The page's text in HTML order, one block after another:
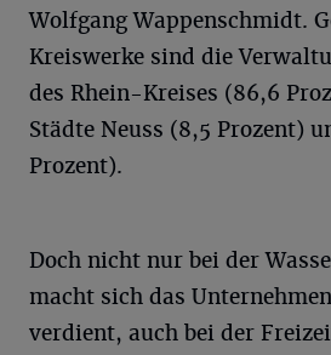
Wolfgang Wappenschmidt.
Kreiswerke sind die
des Rhein-Kreises (86,6
Städte Neuss (8,5 Prozent)
Prozent).
Doch nicht nur bei der
macht sich das
verdient, auch bei der